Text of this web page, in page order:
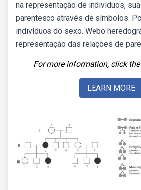
na representação de indivíduos,
parentesco através de símbolos.
indivíduos do sexo. Webo
representação das relações de
For more information, click
LEARN MORE